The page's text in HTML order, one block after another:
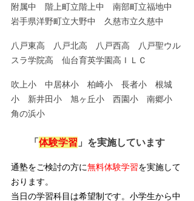
附属中　階上町立階上中　南部町立福地中
岩手県洋野町立大野中　久慈市立久慈中
八戸東高　八戸北高　八戸西高　八戸聖ウル
スラ学院高　仙台育英学園高ＩＬＣ
吹上小　中居林小　柏崎小　長者小　根城
小　新井田小　旭ヶ丘小　西園小　南郷小
角の浜小
「体験学習 」を実施しています
通塾をご検討の方に無料体験学習を実施して
おります。
当日の学習科目は希望制です。小学生から中